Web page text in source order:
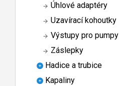
Úhlové adaptéry
Uzavírací kohoutky
Výstupy pro pumpy
Záslepky
Hadice a trubice
Kapaliny